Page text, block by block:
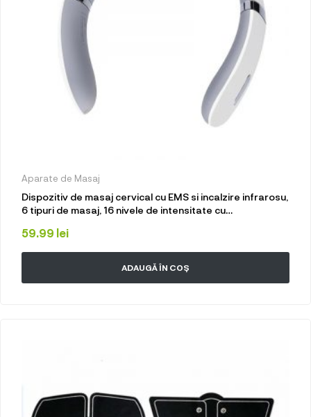
Aparate de Masaj
Dispozitiv de masaj cervical cu EMS si incalzire infrarosu,
6 tipuri de masaj, 16 nivele de intensitate cu
59.99 lei
ADAUGĂ ÎN COȘ